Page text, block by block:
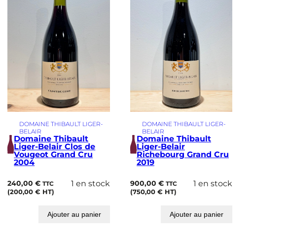
DOMAINE THIBAULT LIGER-
BELAIR
Domaine Thibault
Liger-Belair Clos de
Vougeot Grand Cru
2004
240,00€ TTC
(200,00€ HT)
1 en stock
Ajouter au panier
DOMAINE THIBAULT LIGER-
BELAIR
Domaine Thibault
Liger-Belair
Richebourg Grand Cru
2019
900,00 € TTC
(750,00 €HT)
1 en stock
Ajouter au panier